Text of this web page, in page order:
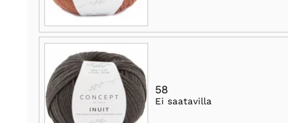
58
Ei saatavilla